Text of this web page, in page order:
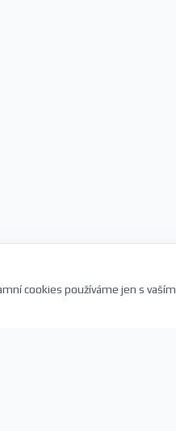
cookies používáme jen s vaším